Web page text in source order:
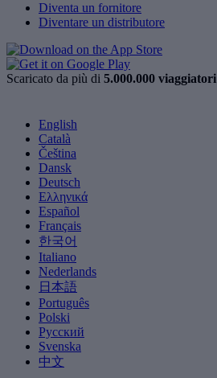
Diventa un fornitore
Diventare un distributore
Scaricato da più di 5.000.000 viaggiatori
English
Català
Čeština
Dansk
Deutsch
Ελληνικά
Español
Français
한국어
Italiano
Nederlands
日本語
Português
Polski
Русский
Svenska
中文